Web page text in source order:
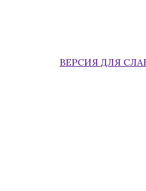
ВЕРСИЯ ДЛЯ